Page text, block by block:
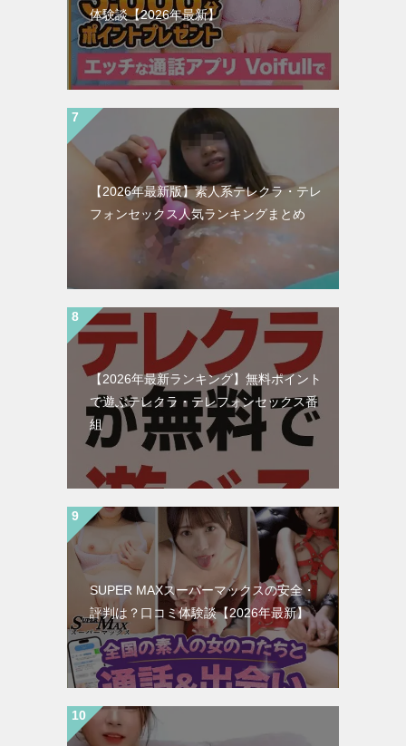
体験談【2026年最新】
【2026年最新版】素人系テレクラ・テレ
フォンセックス人気ランキングまとめ
【2026年最新ランキング】無料ポイント
で遊ぶテレクラ・テレフォンセックス番
組
SUPER MAXスーパーマックスの安全・
評判は？口コミ体験談【2026年最新】